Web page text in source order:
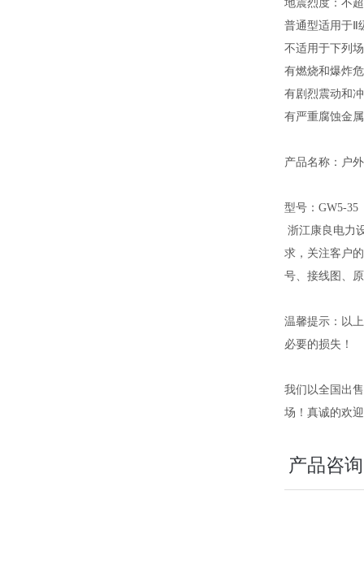
地震烈度：不
普通型适用于Ⅱ
不适用于下列
有燃烧和爆炸
有剧烈震动和
有严重腐蚀金
产品名称：户
型号：GW5-35
浙江康良电力
求，关注客户
号、接线图、
温馨提示：以
必要的损失！
我们以全国出
场！真诚的欢
产品咨询